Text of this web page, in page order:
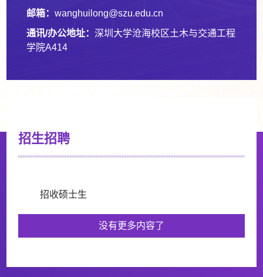
邮箱： wanghuilong@szu.edu.cn
通讯/办公地址： 深圳大学沧海校区土木与交通工程
学院A414
招生招聘
招收硕士生
没有更多内容了